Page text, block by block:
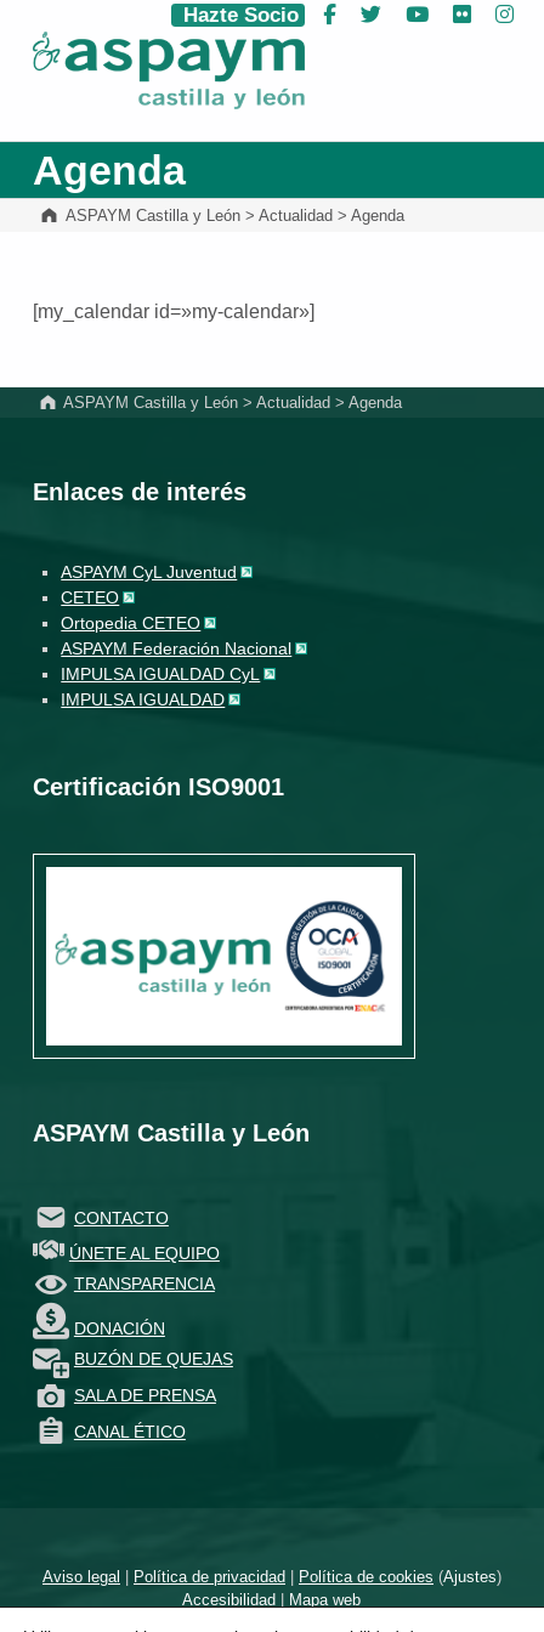
ASPAYM Castilla y León
Hazte Socio Facebook
Twitter YouTube
Flickr
Agenda
ASPAYM Castilla y León> Actualidad > Agenda
[my_calendar id=»my-calendar»]
ASPAYM Castilla y León >Actualidad >Agenda
Enlaces de interés
ASPAYM CyL Juventud
CETEO
Ortopedia CETEO
ASPAYM Federación Nacional
IMPULSA IGUALDAD CyL
IMPULSA IGUALDAD
Certificación ISO9001
ASPAYM Castilla y León
CONTACTO
ÚNETE AL EQUIPO
TRANSPARENCIA
DONACIÓN
BUZÓN DE QUEJAS
SALA DE PRENSA
CANAL ÉTICO
Aviso legal | Política de privacidad| Política de cookies (Ajustes)
Accesibilidad | Mapa web